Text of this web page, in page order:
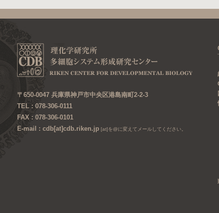
〒650-0047 兵庫県神戸市中央区港島南町2-2-3
TEL : 078-306-0111
FAX : 078-306-0101
E-mail : cdb[at]cdb.riken.jp [at]を@に変えてメールしてください。